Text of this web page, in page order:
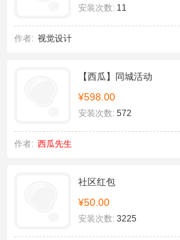
安装次数: 11
作者: 视觉设计
【西瓜】同城活动
¥598.00
安装次数: 572
作者: 西瓜先生
社区红包
¥50.00
安装次数: 3225